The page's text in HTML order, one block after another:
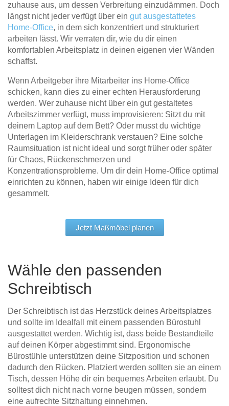
zuhause aus, um dessen Verbreitung einzudämmen. Doch
längst nicht jeder verfügt über ein gut ausgestattetes
Home-Office, in dem sich konzentriert und strukturiert
arbeiten lässt. Wir verraten dir, wie du dir einen
komfortablen Arbeitsplatz in deinen eigenen vier Wänden
schaffst.
Wenn Arbeitgeber ihre Mitarbeiter ins Home-Office
schicken, kann dies zu einer echten Herausforderung
werden. Wer zuhause nicht über ein gut gestaltetes
Arbeitszimmer verfügt, muss improvisieren: Sitzt du mit
deinem Laptop auf dem Bett? Oder musst du wichtige
Unterlagen im Kleiderschrank verstauen? Eine solche
Raumsituation ist nicht ideal und sorgt früher oder später
für Chaos, Rückenschmerzen und
Konzentrationsprobleme. Um dir dein Home-Office optimal
einrichten zu können, haben wir einige Ideen für dich
gesammelt.
Jetzt Maßmöbel planen
Wähle den passenden
Schreibtisch
Der Schreibtisch ist das Herzstück deines Arbeitsplatzes
und sollte im Idealfall mit einem passenden Bürostuhl
ausgestattet werden. Wichtig ist, dass beide Bestandteile
auf deinen Körper abgestimmt sind. Ergonomische
Bürostühle unterstützen deine Sitzposition und schonen
dadurch den Rücken. Platziert werden sollten sie an einem
Tisch, dessen Höhe dir ein bequemes Arbeiten erlaubt. Du
solltest dich nicht nach vorne beugen müssen, sondern
eine aufrechte Sitzhaltung einnehmen.
Tische & Bänke
Vitrinen
Wandboards